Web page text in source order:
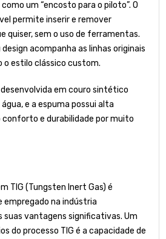
um “encosto para o piloto”. O
permite inserir e remover
quiser, sem o uso de ferramentas.
acompanha as linhas originais
o estilo clássico custom.
em couro sintético
e a espuma possui alta
conforto e durabilidade por muito
TIG (Tungsten Inert Gas) é
na indústria
suas vantagens significativas. Um
do processo TIG é a capacidade de